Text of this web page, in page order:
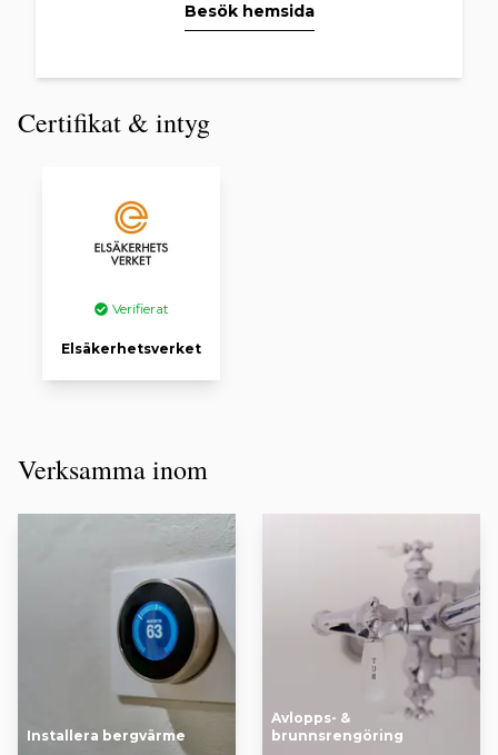
Besök hemsida
Certifikat & intyg
Verifierat
Elsäkerhetsverket
Verksamma inom
Installera bergvärme
Avlopps- &
brunnsrengöring